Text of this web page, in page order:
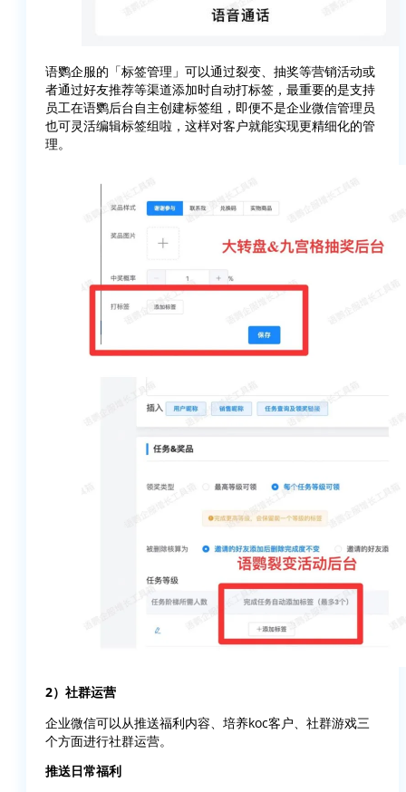
语鹦企服的「标签管理」可以通过裂变、抽奖等营销活动或
者通过好友推荐等渠道添加时自动打标签，最重要的是支持
员工在语鹦后台自主创建标签组，即便不是企业微信管理员
也可灵活编辑标签组啦，这样对客户就能实现更精细化的管
理。
2）社群运营
企业微信可以从推送福利内容、培养koc客户、社群游戏三
个方面进行社群运营。
推送日常福利